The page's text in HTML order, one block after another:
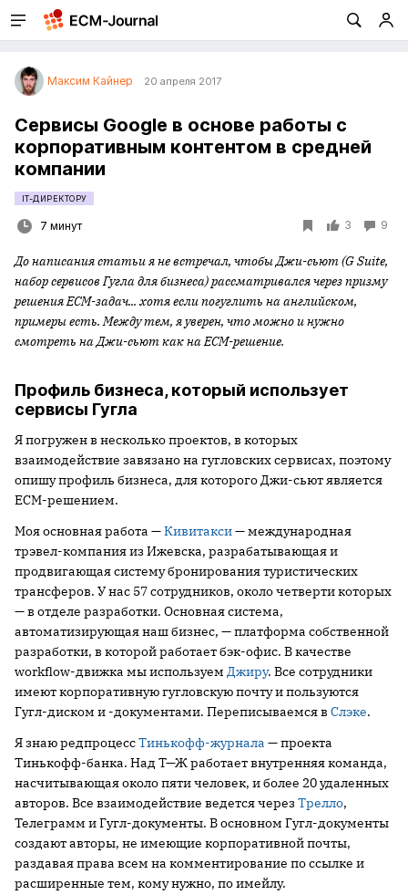
Максим Кайнер 20 апреля 2017
Сервисы Google в основе работы с
корпоративным контентом в средней
компании
IT-ДИРЕКТОРУ
7 минут 3 9
До написания статьи я не встречал, чтобы Джи-сьют (G Suite,
набор сервисов Гугла для бизнеса) рассматривался через призму
решения ECM-задач... хотя если погуглить на английском,
примеры есть. Между тем, я уверен, что можно и нужно
смотреть на Джи-сьют как на ECM-решение.
Профиль бизнеса, который использует
сервисы Гугла
Я погружен в несколько проектов, в которых
взаимодействие завязано на гугловских сервисах, поэтому
опишу профиль бизнеса, для которого Джи-сьют является
ECM-решением.
Моя основная работа —Кивитакси— международная
трэвел-компания из Ижевска, разрабатывающая и
продвигающая систему бронирования туристических
трансферов. У нас 57 сотрудников, около четверти которых
— в отделе разработки. Основная система,
автоматизирующая наш бизнес, — платформа собственной
разработки, в которой работает бэк-офис. В качестве
workflow-движка мы используем Джиру. Все сотрудники
имеют корпоративную гугловскую почту и пользуются
Гугл-диском и -документами. Переписываемся в Слэке.
Я знаю редпроцессТинькофф-журнала — проекта
Тинькофф-банка. Над Т—Ж работает внутренняя команда,
насчитывающая около пяти человек, и более 20 удаленных
авторов. Все взаимодействие ведется черезТрелло,
Телеграмм и Гугл-документы. В основном Гугл-документы
создают авторы, не имеющие корпоративной почты,
раздавая права всем на комментирование по ссылке и
расширенные тем, кому нужно, по имейлу.